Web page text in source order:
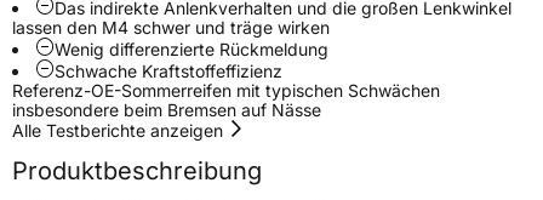
FahrzeugklasseC1
3PMSF / Schneeflockensymbol / Alpine-SymbolNein
EPREL ID595857
Das indirekte Anlenkverhalten und die großen Lenkwinkel
lassen den M4 schwer und träge wirken
Wenig differenzierte Rückmeldung
Schwache Kraftstoffeffizienz
Referenz-OE-Sommerreifen mit typischen Schwächen
insbesondere beim Bremsen auf Nässe
Alle Testberichte anzeigen
Produktbeschreibung